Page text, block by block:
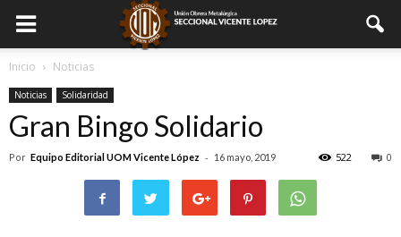
Inicio Noticias
Noticias Solidaridad
Gran Bingo Solidario
Por Equipo Editorial UOM Vicente López - 16 mayo, 2019 0
522